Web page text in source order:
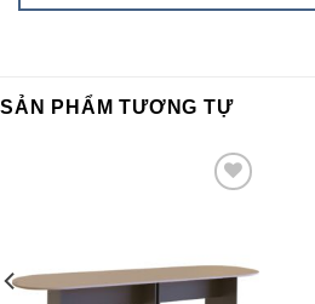
SẢN PHẨM TƯƠNG TỰ
wishlist